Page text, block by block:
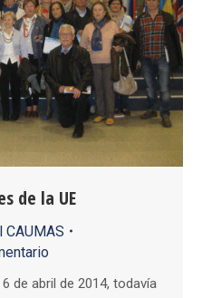
de la UE
de abril de 2014, todavía